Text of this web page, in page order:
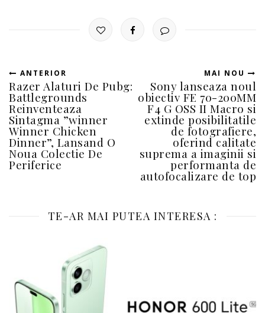
ANTERIOR
Razer Alaturi De Pubg:
Battlegrounds
Reinventeaza
Sintagma ”winner
Winner Chicken
Dinner”, Lansand O
Noua Colectie De
Periferice
MAI NOU
Sony lanseaza noul
obiectiv FE 70-200MM
F4 G OSS II Macro si
extinde posibilitatile
de fotografiere,
oferind calitate
suprema a imaginii si
performanta de
autofocalizare de top
TE-AR MAI PUTEA INTERESA :